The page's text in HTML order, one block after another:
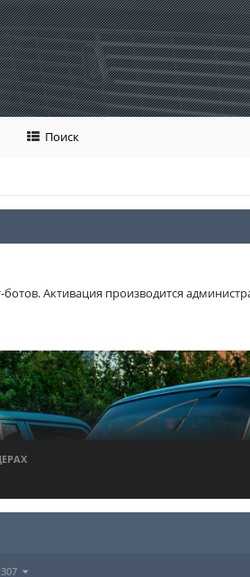
Поиск
Активация производится